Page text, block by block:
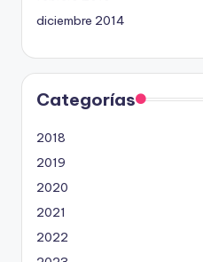
diciembre 2014
Categorías
2018
2019
2020
2021
2022